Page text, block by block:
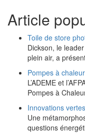
Article
Toile de store
Dickson, le
plein air, a
Pompes à
L’ADEME et
Pompes à
Innovations vertes
Une
questions